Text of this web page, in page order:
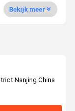
Bekijk meer
Nanjing China